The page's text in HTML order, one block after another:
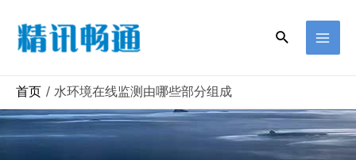
首页 水环境在线监测由哪些部分组成